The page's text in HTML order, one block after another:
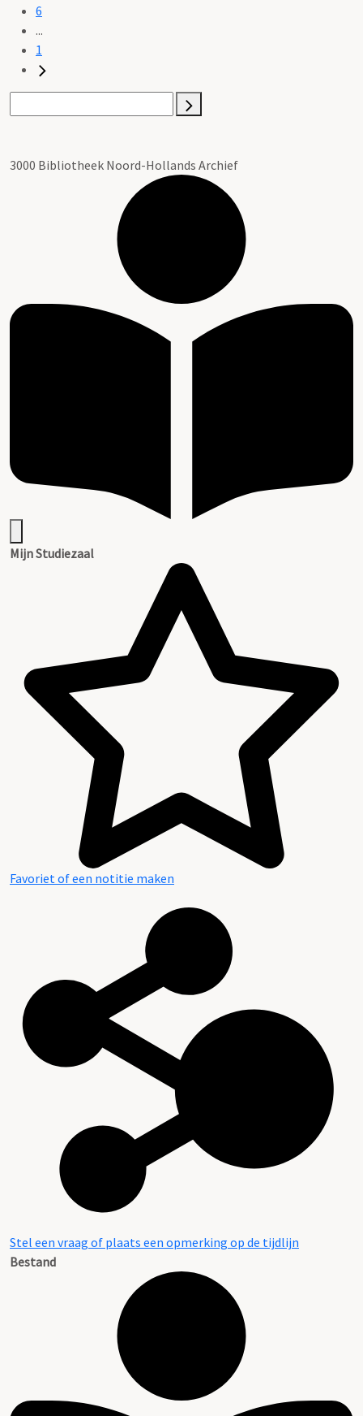
6
...
1
3000 Bibliotheek Noord-Hollands Archief
Mijn Studiezaal
Favoriet of een notitie maken
Stel een vraag of plaats een opmerking op de tijdlijn
Bestand